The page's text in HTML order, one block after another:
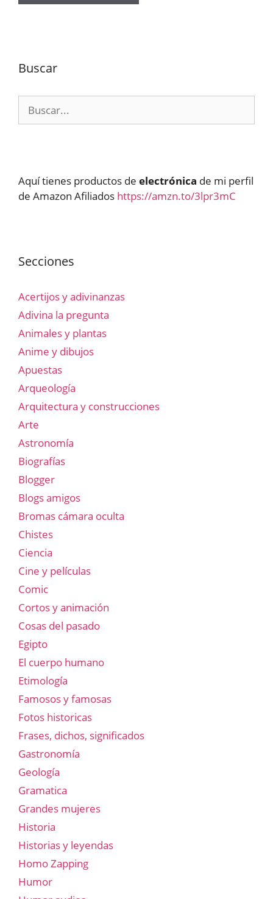
Buscar
Aquí tienes productos de electrónica de mi perfil
de Amazon Afiliados https://amzn.to/3lpr3mC
Secciones
Acertijos y adivinanzas
Adivina la pregunta
Animales y plantas
Anime y dibujos
Apuestas
Arqueología
Arquitectura y construcciones
Arte
Astronomía
Biografías
Blogger
Blogs amigos
Bromas cámara oculta
Chistes
Ciencia
Cine y películas
Comic
Cortos y animación
Cosas del pasado
Egipto
El cuerpo humano
Etimología
Famosos y famosas
Fotos historicas
Frases, dichos, significados
Gastronomía
Geología
Gramatica
Grandes mujeres
Historia
Historias y leyendas
Homo Zapping
Humor